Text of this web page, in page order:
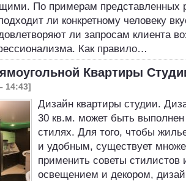
По примерам представленных
ли конкретному человеку
ли запросам клиента
Как правило…
Квартиры
14:43]
Дизайн квартиры студии.
30 кв.м. может быть
стилях. Для того, чтобы
и удобным, существует
применить советы стилистов
освещением и декором,